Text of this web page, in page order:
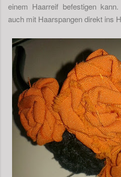
einem Haarreif befestigen
auch mit Haarspangen direkt ins